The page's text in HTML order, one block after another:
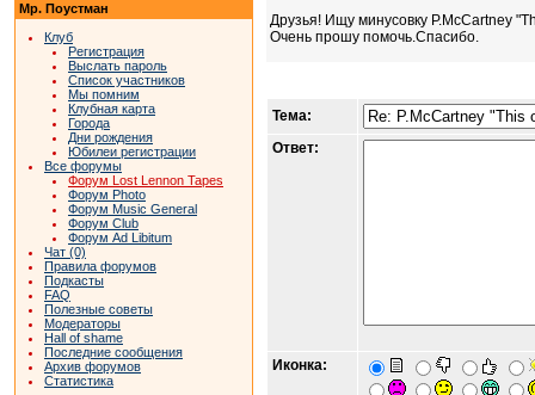
Мр. Поустман
Клуб
Регистрация
Выслать пароль
Список участников
Мы помним
Клубная карта
Города
Дни рождения
Юбилеи регистрации
Все форумы
Форум Lost Lennon Tapes
Форум Photo
Форум Music General
Форум Club
Форум Ad Libitum
Чат (0)
Правила форумов
Подкасты
FAQ
Полезные советы
Модераторы
Hall of shame
Последние сообщения
Архив форумов
Статистика
Друзья! Ищу минусовку P.McCartney
Очень прошу помочь.Спасибо.
Тема:
Ответ:
Иконка: